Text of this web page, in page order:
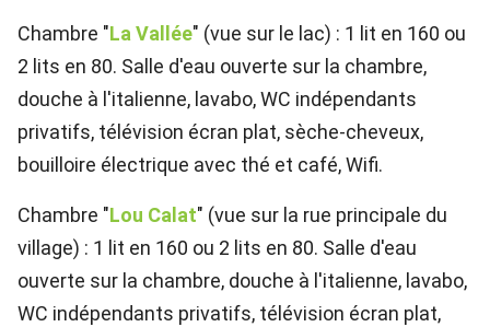
Chambre "La Vallée" (vue sur le lac) : 1 lit en 160 ou
2 lits en 80. Salle d'eau ouverte sur la chambre,
douche à l'italienne, lavabo, WC indépendants
privatifs, télévision écran plat, sèche-cheveux,
bouilloire électrique avec thé et café, Wifi.
Chambre "Lou Calat" (vue sur la rue principale du
village) : 1 lit en 160 ou 2 lits en 80. Salle d'eau
ouverte sur la chambre, douche à l'italienne, lavabo,
WC indépendants privatifs, télévision écran plat,